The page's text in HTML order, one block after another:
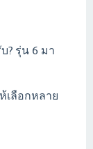
? รุ่น 6 มา
ลือกหลาย